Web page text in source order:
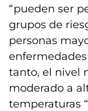
“pueden ser
grupos de
personas
enfermedades
tanto, el nivel
moderado a
temperaturas